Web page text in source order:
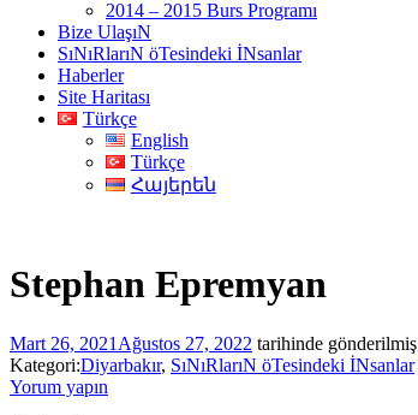
2014 – 2015 Burs Programı
Bize UlaşıN
SıNıRlarıN öTesindeki İNsanlar
Haberler
Site Haritası
Türkçe
English
Türkçe
Հայերեն
Stephan Epremyan
Mart 26, 2021 Ağustos 27, 2022 tarihinde gönderilmiş
Kategori:Diyarbakır, SıNıRlarıN öTesindeki İNsanlar
Yorum yapın